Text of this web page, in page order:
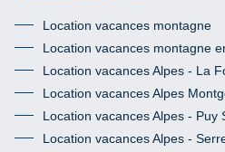
Location vacances montagne
Location vacances montagne
Location vacances Alpes - La
Location vacances Alpes
Location vacances Alpes - Puy
Location vacances Alpes -